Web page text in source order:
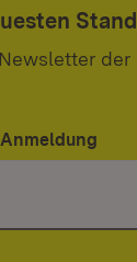
Stand
der